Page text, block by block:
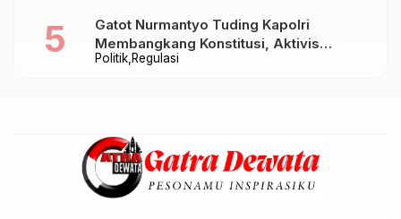
Politik Regulasi
Gatot Nurmantyo Tuding Kapolri
Membangkang Konstitusi, Aktivis
Tegaskan Polri Tak Punya Sejarah